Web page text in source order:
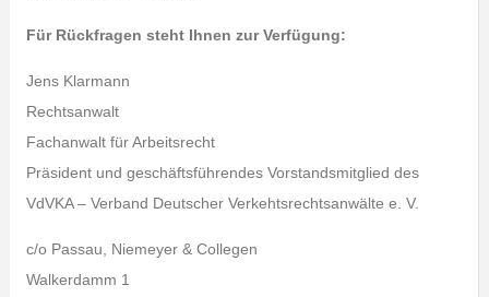
Für Rückfragen steht Ihnen zur Verfügung:
Jens Klarmann
Rechtsanwalt
Fachanwalt für Arbeitsrecht
Präsident und geschäftsführendes Vorstandsmitglied des
VdVKA – Verband Deutscher Verkehtsrechtsanwälte e. V.
c/o Passau, Niemeyer & Collegen
Walkerdamm 1